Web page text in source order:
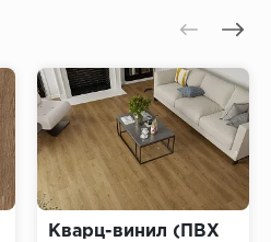
Кварц-винил (ПВХ